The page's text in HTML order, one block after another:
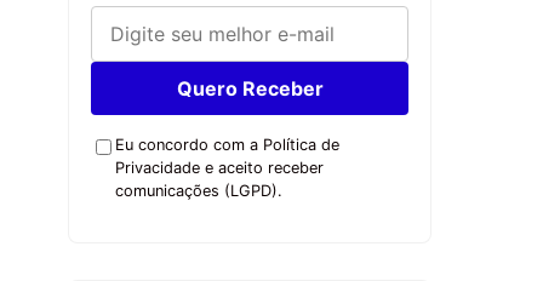
Quero Receber
Eu concordo com a Política de
Privacidade e aceito receber
comunicações (LGPD).